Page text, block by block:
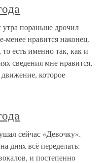
утра пораньше дрочил
менее нравится наконец.
есть именно так, как и
сведения мне нравится,
которое
сейчас «Девочку».
днях всё переделать:
и постепенно